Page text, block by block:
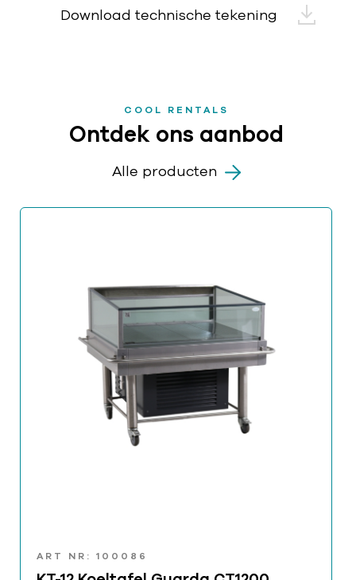
Download technische tekening
COOL RENTALS
Ontdek ons aanbod
Alle producten
ART NR: 100086